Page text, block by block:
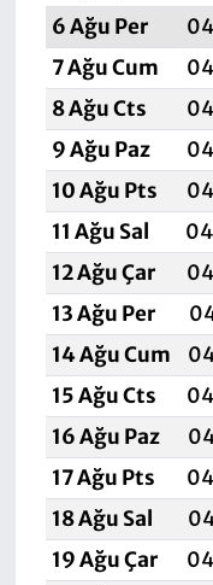
6 Ağu Per
7 Ağu Cum
8 Ağu Cts
9 Ağu Paz
10 Ağu Pts
11 Ağu Sal
12 Ağu Çar
13 Ağu Per
14 Ağu Cum
15 Ağu Cts
16 Ağu Paz
17 Ağu Pts
18 Ağu Sal
19 Ağu Çar